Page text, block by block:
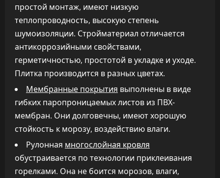
простой монтаж, имеют низкую
теплопроводность, высокую степень
шумоизоляции. Стройматериал отличается
антикоррозийными свойствами,
герметичностью, простотой в укладке и уходе.
Плитка производится в разных цветах.
Мембранные покрытия выполнены в виде
гибких паропроницаемых листов из ПВХ-
мембран. Они долговечны, имеют хорошую
стойкость к морозу, воздействию влаги.
Рулонная многослойная кровля
обустраивается по технологии приклеивания
горелками. Она не боится морозов, влаги,